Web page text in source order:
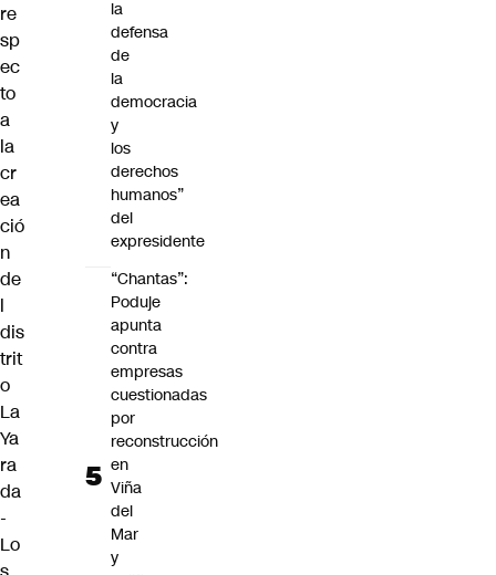
re
sp
ec
to
a
la
cr
ea
ció
n
de
l
dis
trit
o
La
Ya
ra
da
-
Lo
la
defensa
de
la
democracia
y
los
derechos
humanos”
del
expresidente
“Chantas”:
Poduje
apunta
contra
empresas
cuestionadas
por
reconstrucción
en
Viña
del
Mar
y